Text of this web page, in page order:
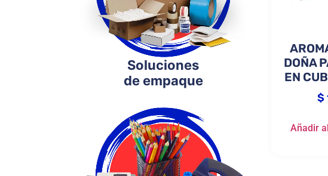
Soluciones
de empaque
DOÑA
EN
$
Añadir